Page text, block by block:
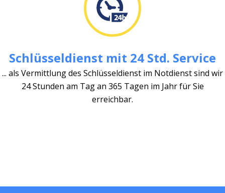
Schlüsseldienst mit 24 Std. Service
... als Vermittlung des Schlüsseldienst im Notdienst sind wir
24 Stunden am Tag an 365 Tagen im Jahr für Sie
erreichbar.